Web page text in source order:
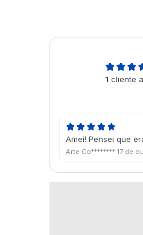
1 cliente
Amei! Pensei que
Arte Co******** 17 de